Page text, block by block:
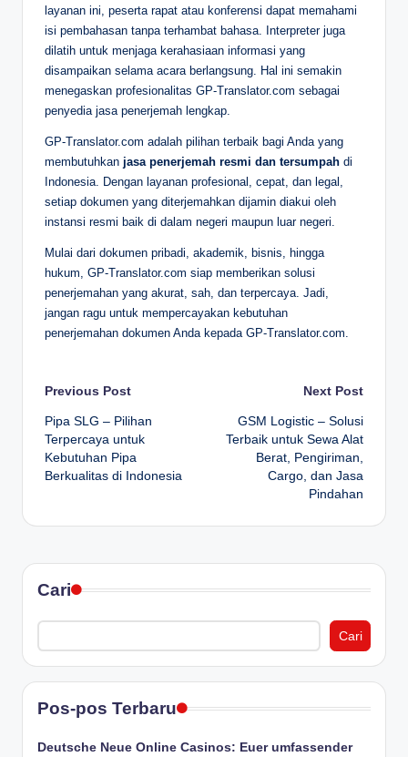
layanan ini, peserta rapat atau konferensi dapat memahami
isi pembahasan tanpa terhambat bahasa. Interpreter juga
dilatih untuk menjaga kerahasiaan informasi yang
disampaikan selama acara berlangsung. Hal ini semakin
menegaskan profesionalitas GP-Translator.com sebagai
penyedia jasa penerjemah lengkap.
GP-Translator.com adalah pilihan terbaik bagi Anda yang
membutuhkan jasa penerjemah resmi dan tersumpah di
Indonesia. Dengan layanan profesional, cepat, dan legal,
setiap dokumen yang diterjemahkan dijamin diakui oleh
instansi resmi baik di dalam negeri maupun luar negeri.
Mulai dari dokumen pribadi, akademik, bisnis, hingga
hukum, GP-Translator.com siap memberikan solusi
penerjemahan yang akurat, sah, dan terpercaya. Jadi,
jangan ragu untuk mempercayakan kebutuhan
penerjemahan dokumen Anda kepada GP-Translator.com.
Post
navigation
Previous Post
Pipa SLG – Pilihan
Terpercaya untuk
Kebutuhan Pipa
Berkualitas di Indonesia
Next Post
GSM Logistic – Solusi
Terbaik untuk Sewa Alat
Berat, Pengiriman,
Cargo, dan Jasa
Pindahan
Cari
Cari
Pos-pos Terbaru
Deutsche Neue Online Casinos: Euer umfassender